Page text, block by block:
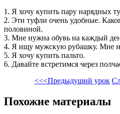
1. Я хочу купить пару нарядных
2. Эти туфли очень удобные.
половиной.
3. Мне нужна обувь на каждый
4. Я ищу мужскую рубашку. Мне
5. Я хочу купить пальто.
6. Давайте встретимся через
<<<Предыдущий урок
Похожие материалы